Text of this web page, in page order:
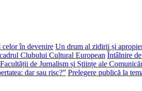
Un drum al zidirii și
Întâlnire
Prelegere publică la